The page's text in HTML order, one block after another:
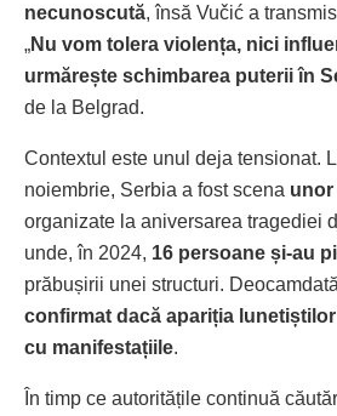
necunoscută, însă Vučić a
„Nu vom tolera violența, nici
urmărește schimbarea puterii în
de la Belgrad.
Contextul este unul deja tensionat.
noiembrie, Serbia a fost scena unor
organizate la aniversarea tragediei
unde, în 2024, 16 persoane și-au
prăbușirii unei structuri.
confirmat dacă apariția
cu manifestațiile.
În timp ce autoritățile continuă